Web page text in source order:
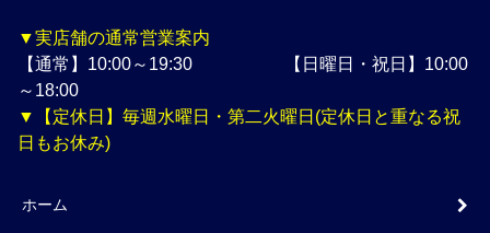
▼実店舗の通常営業案内
【通常】10:00～19:30 【日曜日・祝日】10:00
～18:00
▼【定休日】毎週水曜日・第二火曜日(定休日と重なる祝
日もお休み)
ホーム